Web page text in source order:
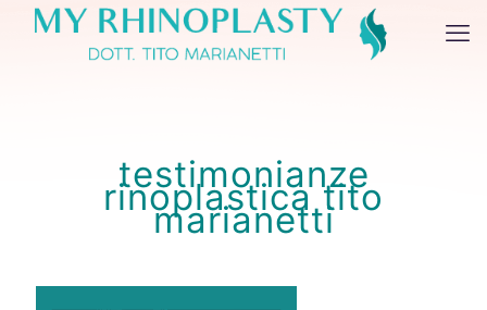
testimonianze
rinoplastica tito
marianetti